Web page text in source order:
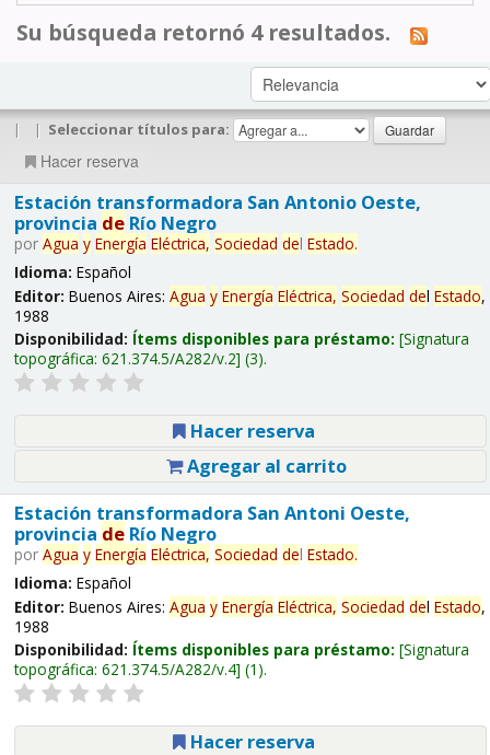
Su búsqueda retornó 4 resultados.
| | Seleccionar títulos para:
Hacer reserva
Estación transformadora San Antonio Oeste,
provincia deRío Negro
por Agua y Energía Eléctrica, Sociedad del Estado.
Idioma: Español
Editor: Buenos Aires: Agua y Energía Eléctrica, Sociedad del Estado,
1988
Disponibilidad: Ítems disponibles para préstamo: Signatura
topográfica: 621.374.5/A282/v.2 (3).
Hacer reserva
Agregar al carrito
Estación transformadora San Antoni Oeste,
provincia deRío Negro
por Agua y Energía Eléctrica, Sociedad del Estado.
Idioma: Español
Editor: Buenos Aires: Agua y Energía Eléctrica, Sociedad del Estado,
1988
Disponibilidad: Ítems disponibles para préstamo: Signatura
topográfica: 621.374.5/A282/v.4 (1).
Hacer reserva